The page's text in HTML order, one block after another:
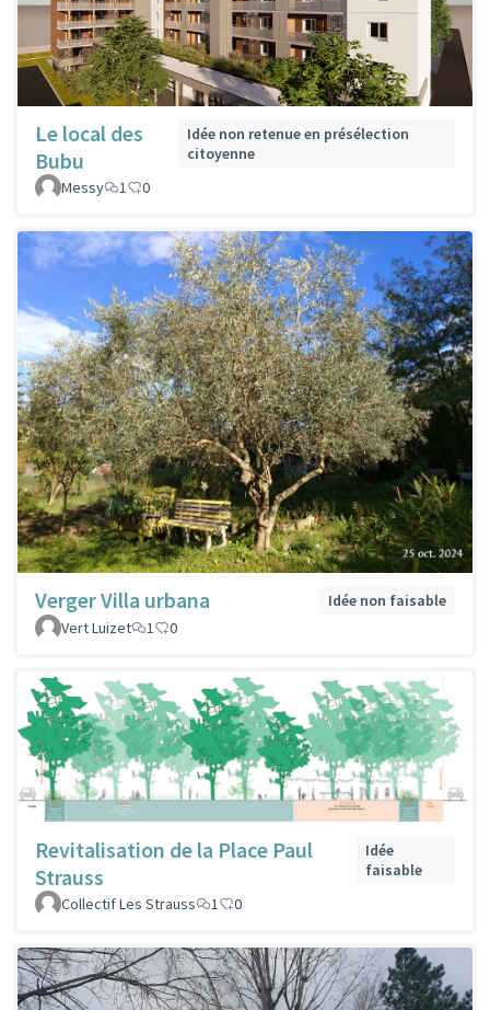
Le local des
Bubu
Idée non retenue en présélection
citoyenne
Messy
1 0
Verger Villa urbana
Idée non faisable
Vert Luizet
1 0
Revitalisation de la Place Paul
Strauss
Idée
faisable
Collectif Les Strauss
1 0